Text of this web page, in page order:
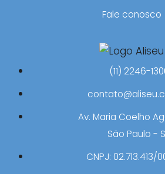
Fale conosco
(11) 2246-
Av. Maria Coelho
São Paulo -
CNPJ: 02.713.413/